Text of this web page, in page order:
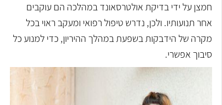
חמצן על ידי בדיקת אולטרסאונד במהלכה הם עוקבים
אחר תנועותיו. ולכן, נדרש טיפול רפואי ומעקב ראוי בכל
מקרה של הידבקות בשפעת במהלך ההיריון, כדי למנוע כל
סיבוך אפשרי.